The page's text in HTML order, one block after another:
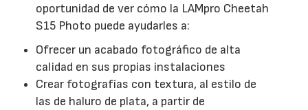
oportunidad de ver cómo la LAMpro Cheetah
S15 Photo puede ayudarles a:
Ofrecer un acabado fotográfico de alta
calidad en sus propias instalaciones
Crear fotografías con textura, al estilo de
las de haluro de plata, a partir de